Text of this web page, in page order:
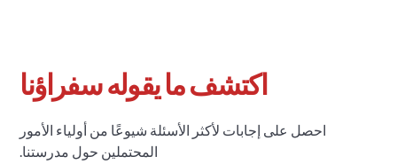
اكتشف ما يقوله سفراؤنا
احصل على إجابات لأكثر الأسئلة شيوعًا من أولياء الأمور
المحتملين حول مدرستنا.